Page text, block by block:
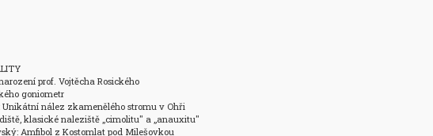
prof. Vojtěcha Rosického
goniometr
Unikátní nález zkamenělého stromu v Ohři
klasické naleziště „cimolitu" a „anauxitu"
Amfibol z Kostomlat pod Milešovkou